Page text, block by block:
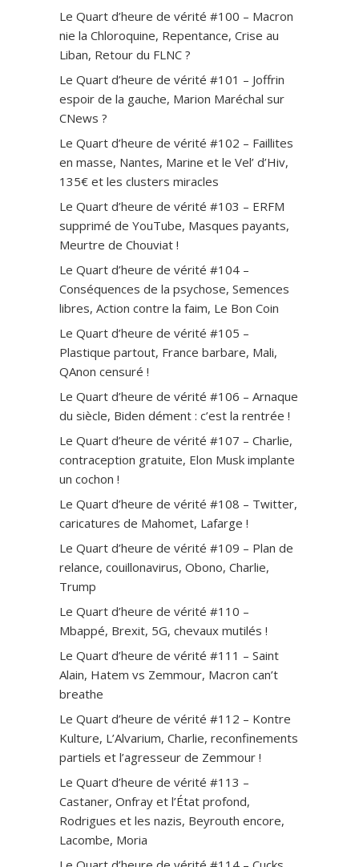
Le Quart d’heure de vérité #100 – Macron
nie la Chloroquine, Repentance, Crise au
Liban, Retour du FLNC ?
Le Quart d’heure de vérité #101 – Joffrin
espoir de la gauche, Marion Maréchal sur
CNews ?
Le Quart d’heure de vérité #102 – Faillites
en masse, Nantes, Marine et le Vel’ d’Hiv,
135€ et les clusters miracles
Le Quart d’heure de vérité #103 – ERFM
supprimé de YouTube, Masques payants,
Meurtre de Chouviat !
Le Quart d’heure de vérité #104 –
Conséquences de la psychose, Semences
libres, Action contre la faim, Le Bon Coin
Le Quart d’heure de vérité #105 –
Plastique partout, France barbare, Mali,
QAnon censuré !
Le Quart d’heure de vérité #106 – Arnaque
du siècle, Biden dément : c’est la rentrée !
Le Quart d’heure de vérité #107 – Charlie,
contraception gratuite, Elon Musk implante
un cochon !
Le Quart d’heure de vérité #108 – Twitter,
caricatures de Mahomet, Lafarge !
Le Quart d’heure de vérité #109 – Plan de
relance, couillonavirus, Obono, Charlie,
Trump
Le Quart d’heure de vérité #110 –
Mbappé, Brexit, 5G, chevaux mutilés !
Le Quart d’heure de vérité #111 – Saint
Alain, Hatem vs Zemmour, Macron can’t
breathe
Le Quart d’heure de vérité #112 – Kontre
Kulture, L’Alvarium, Charlie, reconfinements
partiels et l’agresseur de Zemmour !
Le Quart d’heure de vérité #113 –
Castaner, Onfray et l’État profond,
Rodrigues et les nazis, Beyrouth encore,
Lacombe, Moria